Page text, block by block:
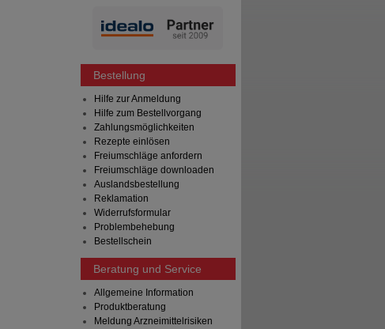
Bestellung
Hilfe zur Anmeldung
Hilfe zum Bestellvorgang
Zahlungsmöglichkeiten
Rezepte einlösen
Freiumschläge anfordern
Freiumschläge downloaden
Auslandsbestellung
Reklamation
Widerrufsformular
Problembehebung
Bestellschein
Beratung und Service
Allgemeine Information
Produktberatung
Meldung Arzneimittelrisiken